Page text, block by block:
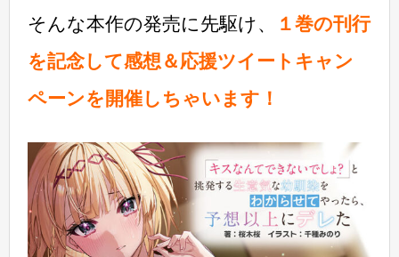
そんな本作の発売に先駆け、
１巻の刊行
を記念して感想＆応援ツイートキャン
ペーンを開催しちゃいます！